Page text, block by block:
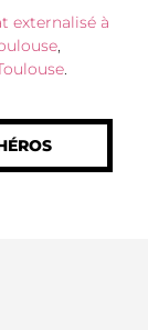
externalisé à
,
.